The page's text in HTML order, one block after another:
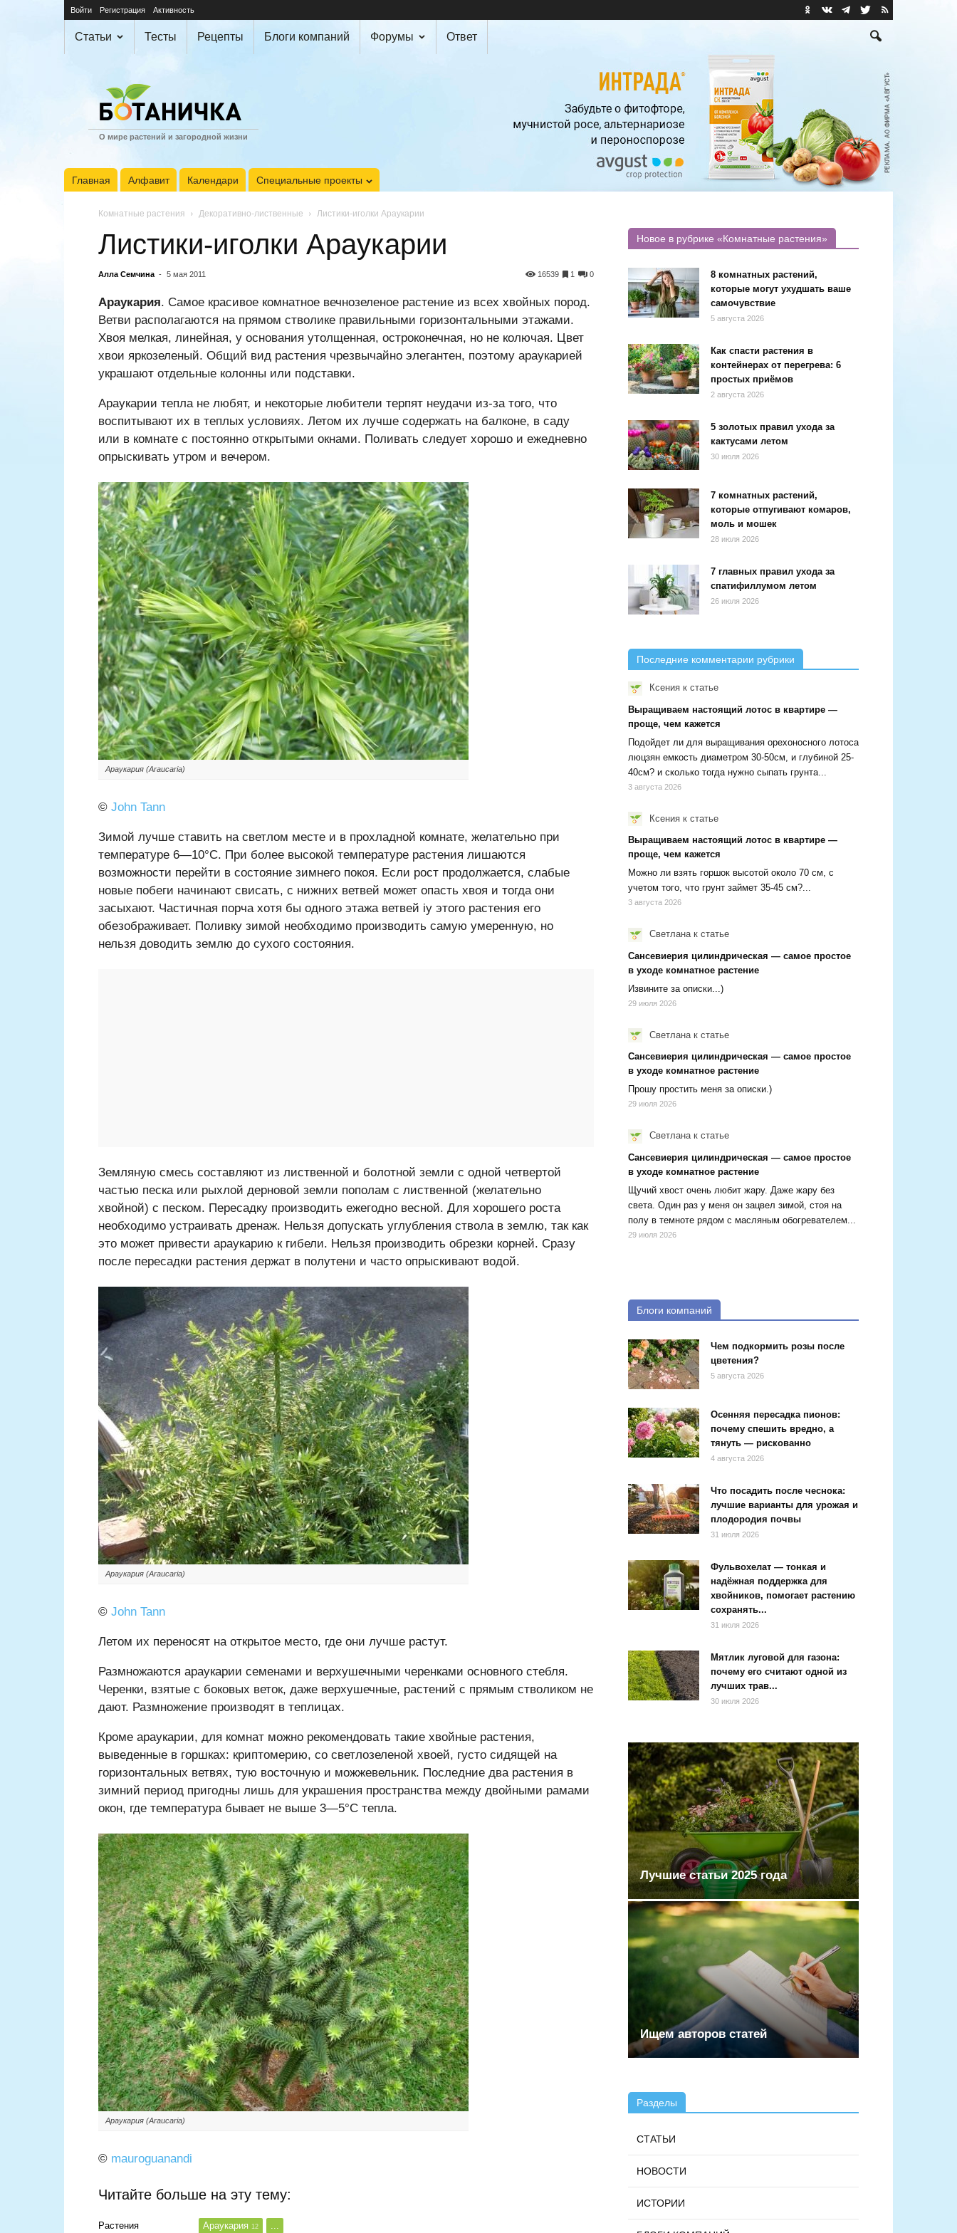
Войти Регистрация Активность
Статьи Тесты Рецепты Блоги компаний Форумы Ответ
О мире растений и загородной жизни
Главная Алфавит Календари Специальные проекты
Комнатные растения Декоративно-лиственные Листики-иголки Араукарии
Листики-иголки Араукарии
Алла Семчина - 5 мая 2011 0
1
16539
Араукария. Самое красивое комнатное вечнозеленое растение из всех хвойных пород.
Ветви располагаются на прямом стволике правильными горизонтальными этажами.
Хвоя мелкая, линейная, у основания утолщенная, остроконечная, но не колючая. Цвет
хвои яркозеленый. Общий вид растения чрезвычайно элегантен, поэтому араукарией
украшают отдельные колонны или подставки.
Араукарии тепла не любят, и некоторые любители терпят неудачи из-за того, что
воспитывают их в теплых условиях. Летом их лучше содержать на балконе, в саду
или в комнате с постоянно открытыми окнами. Поливать следует хорошо и ежедневно
опрыскивать утром и вечером.
Араукария (Araucaria)
© John Tann
Зимой лучше ставить на светлом месте и в прохладной комнате, желательно при
температуре 6—10°С. При более высокой температуре растения лишаются
возможности перейти в состояние зимнего покоя. Если рост продолжается, слабые
новые побеги начинают свисать, с нижних ветвей может опасть хвоя и тогда они
засыхают. Частичная порча хотя бы одного этажа ветвей iy этого растения его
обезображивает. Поливку зимой необходимо производить самую умеренную, но
нельзя доводить землю до сухого состояния.
Земляную смесь составляют из лиственной и болотной земли с одной четвертой
частью песка или рыхлой дерновой земли пополам с лиственной (желательно
хвойной) с песком. Пересадку производить ежегодно весной. Для хорошего роста
необходимо устраивать дренаж. Нельзя допускать углубления ствола в землю, так как
это может привести араукарию к гибели. Нельзя производить обрезки корней. Сразу
после пересадки растения держат в полутени и часто опрыскивают водой.
Араукария (Araucaria)
© John Tann
Летом их переносят на открытое место, где они лучше растут.
Размножаются араукарии семенами и верхушечными черенками основного стебля.
Черенки, взятые с боковых веток, даже верхушечные, растений с прямым стволиком не
дают. Размножение производят в теплицах.
Кроме араукарии, для комнат можно рекомендовать такие хвойные растения,
выведенные в горшках: криптомерию, со светлозеленой хвоей, густо сидящей на
горизонтальных ветвях, тую восточную и можжевельник. Последние два растения в
зимний период пригодны лишь для украшения пространства между двойными рамами
окон, где температура бывает не выше 3—5°С тепла.
Араукария (Araucaria)
© mauroguanandi
Читайте больше на эту тему:
Растения Араукария 12 ...
Новое в рубрике «Комнатные растения»
8 комнатных растений,
которые могут ухудшать ваше
самочувствие
5 августа 2026
Как спасти растения в
контейнерах от перегрева: 6
простых приёмов
2 августа 2026
5 золотых правил ухода за
кактусами летом
30 июля 2026
7 комнатных растений,
которые отпугивают комаров,
моль и мошек
28 июля 2026
7 главных правил ухода за
спатифиллумом летом
26 июля 2026
Последние комментарии рубрики
Ксения к статье
Выращиваем настоящий лотос в квартире —
проще, чем кажется
Подойдет ли для выращивания орехоносного лотоса
люцзян емкость диаметром 30-50см, и глубиной 25-
40см? и сколько тогда нужно сыпать грунта...
3 августа 2026
Ксения к статье
Выращиваем настоящий лотос в квартире —
проще, чем кажется
Можно ли взять горшок высотой около 70 см, с
учетом того, что грунт займет 35-45 см?...
3 августа 2026
Светланак статье
Сансевиерия цилиндрическая — самое простое
в уходе комнатное растение
Извините за описки...)
29 июля 2026
Светлана к статье
Сансевиерия цилиндрическая — самое простое
в уходе комнатное растение
Прошу простить меня за описки.)
29 июля 2026
Светланак статье
Сансевиерия цилиндрическая — самое простое
в уходе комнатное растение
Щучий хвост очень любит жару. Даже жару без
света. Один раз у меня он зацвел зимой, стоя на
полу в темноте рядом с масляным обогревателем...
29 июля 2026
Блоги компаний
Чем подкормить розы после
цветения?
5 августа 2026
Осенняя пересадка пионов:
почему спешить вредно, а
тянуть — рискованно
4 августа 2026
Что посадить после чеснока:
лучшие варианты для урожая и
плодородия почвы
31 июля 2026
Фульвохелат — тонкая и
надёжная поддержка для
хвойников, помогает растению
сохранять...
31 июля 2026
Мятлик луговой для газона:
почему его считают одной из
лучших трав...
30 июля 2026
Лучшие статьи 2025 года
Ищем авторов статей
Разделы
СТАТЬИ
НОВОСТИ
ИСТОРИИ